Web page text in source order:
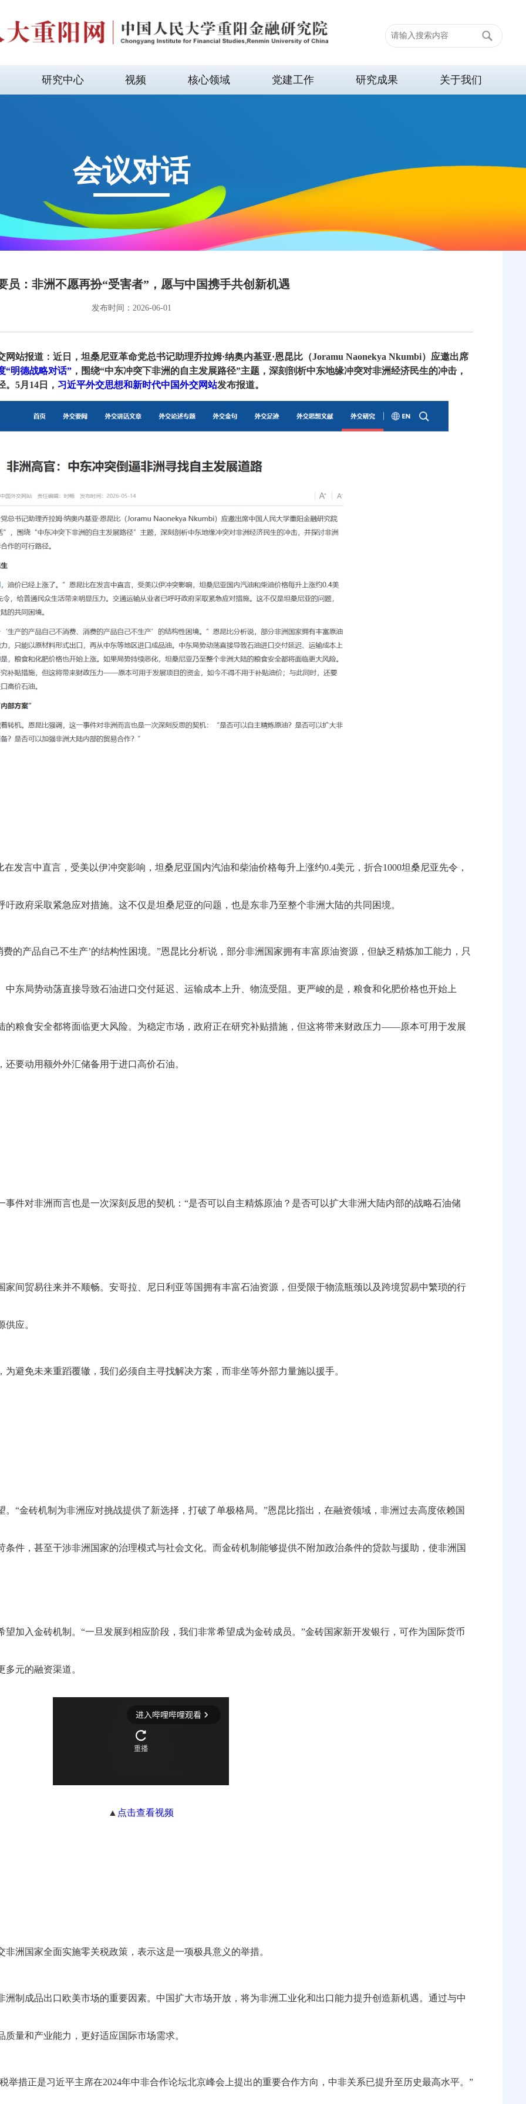
研究中心 视频 核心领域 党建工作 研究成果 关于我们
会议对话
员：非洲不愿再扮“受害者”，愿与中国携手共创新机遇
发布时间：2026-06-01
站报道：近日，坦桑尼亚革命党总书记助理乔拉姆·纳奥内基亚·恩昆比（Joramu Naonekya Nkumbi）应邀出席
“明德战略对话” ，围绕“中东冲突下非洲的自主发展路径”主题，深刻剖析中东地缘冲突对非洲经济民生的冲击，
5月14日， 习近平外交思想和新时代中国外交网站发布报道。
发言中直言，受美以伊冲突影响，坦桑尼亚国内汽油和柴油价格每升上涨约0.4美元，折合1000坦桑尼亚先令，
政府采取紧急应对措施。这不仅是坦桑尼亚的问题，也是东非乃至整个非洲大陆的共同困境。
的产品自己不生产’的结构性困境。”恩昆比分析说，部分非洲国家拥有丰富原油资源，但缺乏精炼加工能力，只
东局势动荡直接导致石油进口交付延迟、运输成本上升、物流受阻。更严峻的是，粮食和化肥价格也开始上
的粮食安全都将面临更大风险。为稳定市场，政府正在研究补贴措施，但这将带来财政压力——原本可用于发展
要动用额外外汇储备用于进口高价石油。
件对非洲而言也是一次深刻反思的契机：“是否可以自主精炼原油？是否可以扩大非洲大陆内部的战略石油储
间贸易往来并不顺畅。安哥拉、尼日利亚等国拥有丰富石油资源，但受限于物流瓶颈以及跨境贸易中繁琐的行
应。
避免未来重蹈覆辙，我们必须自主寻找解决方案，而非坐等外部力量施以援手。
“金砖机制为非洲应对挑战提供了新选择，打破了单极格局。”恩昆比指出，在融资领域，非洲过去高度依赖国
件，甚至干涉非洲国家的治理模式与社会文化。而金砖机制能够提供不附加政治条件的贷款与援助，使非洲国
加入金砖机制。“一旦发展到相应阶段，我们非常希望成为金砖成员。”金砖国家新开发银行，可作为国际货币
元的融资渠道。
▲ 点击查看视频
洲国家全面实施零关税政策，表示这是一项极具意义的举措。
制成品出口欧美市场的重要因素。中国扩大市场开放，将为非洲工业化和出口能力提升创造新机遇。通过与中
量和产业能力，更好适应国际市场需求。
举措正是习近平主席在2024年中非合作论坛北京峰会上提出的重要合作方向，中非关系已提升至历史最高水平。”